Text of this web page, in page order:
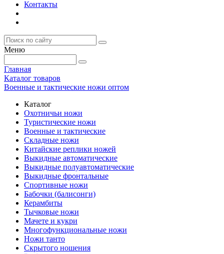
Контакты
Меню
Главная
Каталог товаров
Военные и тактические ножи оптом
Каталог
Охотничьи ножи
Туристические ножи
Военные и тактические
Складные ножи
Китайские реплики ножей
Выкидные автоматические
Выкидные полуавтоматические
Выкидные фронтальные
Спортивные ножи
Бабочки (балисонги)
Керамбиты
Тычковые ножи
Мачете и кукри
Многофункциональные ножи
Ножи танто
Скрытого ношения